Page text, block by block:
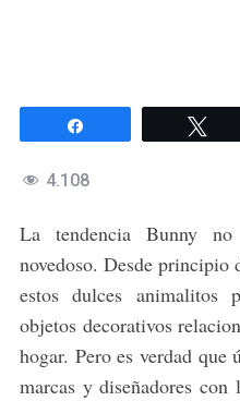
4.108
La tendencia Bunny no
novedoso. Desde principio
estos dulces animalitos
objetos decorativos
hogar. Pero es verdad
marcas y diseñadores